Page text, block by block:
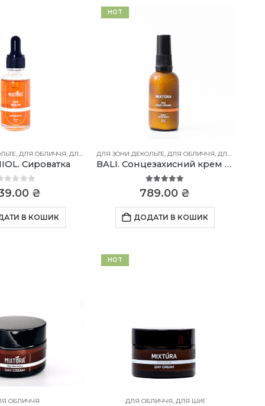
, ДЛЯ ОБЛИЧЧЯ, ДЛЯ ШИЇ
Сироватка
out of 5
₴
В КОШИК
HOT
ДЛЯ ЗОНИ ДЕКОЛЬТЕ, ДЛЯ ОБЛИЧЧЯ, ДЛЯ РУК
BALI. Сонцезахисний крем для обличчя SPF 30
5.00 out of 5
789.00 ₴
ДОДАТИ В КОШИК
ОБЛИЧЧЯ
HOT
ДЛЯ ОБЛИЧЧЯ, ДЛЯ ШИЇ